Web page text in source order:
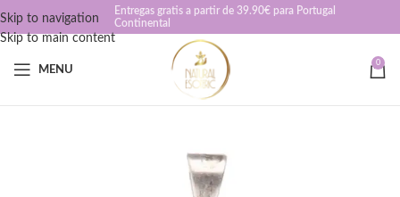
Skip to navigation
Skip to main content
Entregas gratis a partir de 39.90€ para Portugal
Continental
MENU
0